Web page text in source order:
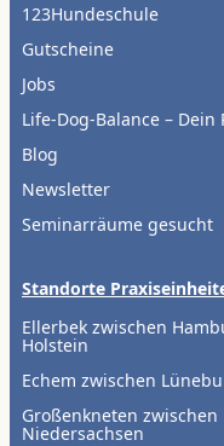
123Hundeschule
Gutscheine
Jobs
Life-Dog-Balance – Dein
Blog
Newsletter
Seminarräume gesucht
Standorte
Ellerbek zwischen
Holstein
Echem zwischen
Großenkneten
Niedersachsen